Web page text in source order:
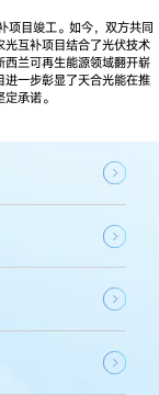
目竣工。如今，双方共同
互补项目结合了光伏技术
兰可再生能源领域翻开崭
一步彰显了天合光能在推
承诺。